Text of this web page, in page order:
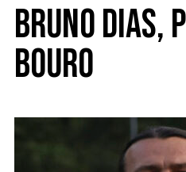
Bruno Dias,
Bouro